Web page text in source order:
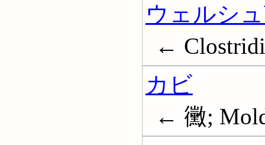
ウェルシ
←
カビ
← 黴;